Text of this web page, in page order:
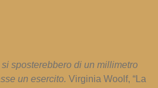
sposterebbero di un millimetro
un esercito. Virginia Woolf, “La